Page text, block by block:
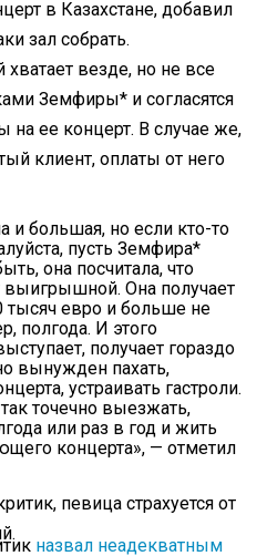
в Казахстане, добавил
зал собрать.
везде, но не все
Земфиры* и согласятся
на ее концерт. В случае же,
клиент, оплаты от него
и большая, но если кто-то
пусть Земфира*
она посчитала, что
выигрышной. Она получает
тысяч евро и больше не
полгода. И этого
получает гораздо
вынужден пахать,
устраивать гастроли.
точечно выезжать,
или раз в год и жить
концерта», — отметил
певица страхуется от
назвал неадекватным